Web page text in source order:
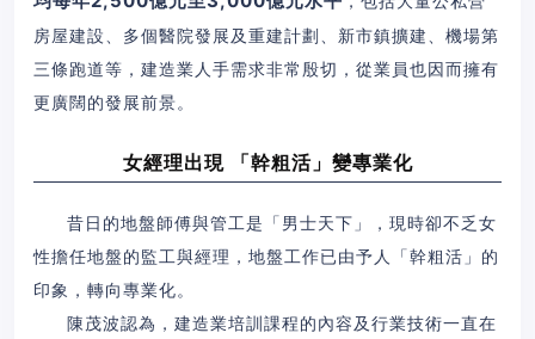
房屋建設、多個醫院發展及重建計劃、新市鎮擴建、機場第
三條跑道等，建造業人手需求非常殷切，從業員也因而擁有
更廣闊的發展前景。
女經理出現 「幹粗活」變專業化
昔日的地盤師傅與管工是「男士天下」，現時卻不乏女
性擔任地盤的監工與經理，地盤工作已由予人「幹粗活」的
印象，轉向專業化。
陳茂波認為，建造業培訓課程的內容及行業技術一直在